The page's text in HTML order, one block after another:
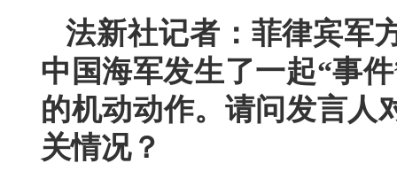
法新社记者：菲律宾军
中国海军发生了一起“事
的机动动作。请问发言人
关情况？